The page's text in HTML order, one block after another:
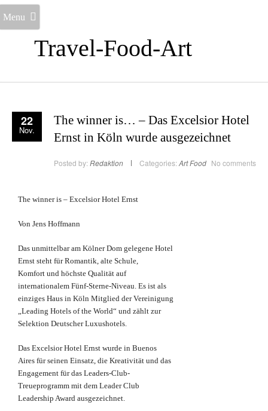
Travel-Food-Art
Menu
22
Nov.
The winner is… – Das Excelsior Hotel
Ernst in Köln wurde ausgezeichnet
Posted by: Redaktion Categories: ArtFood No comments
The winner is – Excelsior Hotel Ernst
Von Jens Hoffmann
Das unmittelbar am Kölner Dom gelegene Hotel
Ernst steht für Romantik, alte Schule,
Komfort und höchste Qualität auf
internationalem Fünf-Sterne-Niveau. Es ist als
einziges Haus in Köln Mitglied der Vereinigung
„Leading Hotels of the World“ und zählt zur
Selektion Deutscher Luxushotels.
Das Excelsior Hotel Ernst wurde in Buenos
Aires für seinen Einsatz, die Kreativität und das
Engagement für das Leaders-Club-
Treueprogramm mit dem Leader Club
Leadership Award ausgezeichnet.